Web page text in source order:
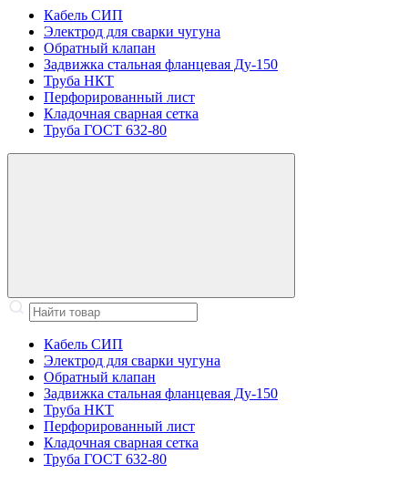
Кабель СИП
Электрод для сварки чугуна
Обратный клапан
Задвижка стальная фланцевая Ду-150
Труба НКТ
Перфорированный лист
Кладочная сварная сетка
Труба ГОСТ 632-80
Кабель СИП
Электрод для сварки чугуна
Обратный клапан
Задвижка стальная фланцевая Ду-150
Труба НКТ
Перфорированный лист
Кладочная сварная сетка
Труба ГОСТ 632-80